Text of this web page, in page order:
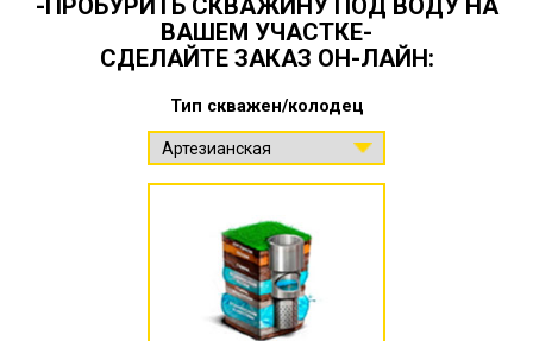
ВАШЕМ УЧАСТКЕ-
СДЕЛАЙТЕ ЗАКАЗ ОН-ЛАЙН:
Тип скважен/колодец